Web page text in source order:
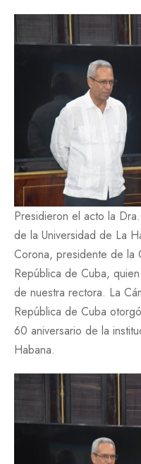
Presidieron el acto la
de la Universidad de La
Corona, presidente de la
República de Cuba,
de nuestra rectora. La
República de Cuba
60 aniversario de la
Habana.